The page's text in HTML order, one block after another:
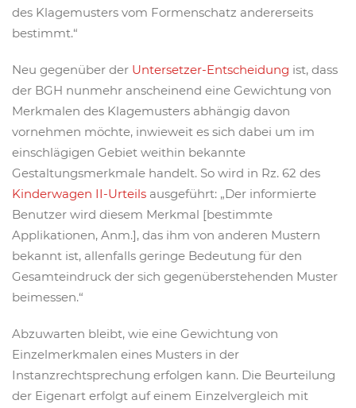
des Klagemusters vom Formenschatz andererseits
bestimmt.“
Neu gegenüber der Untersetzer-Entscheidung ist, dass
der BGH nunmehr anscheinend eine Gewichtung von
Merkmalen des Klagemusters abhängig davon
vornehmen möchte, inwieweit es sich dabei um im
einschlägigen Gebiet weithin bekannte
Gestaltungsmerkmale handelt. So wird in Rz. 62 des
Kinderwagen II-Urteils ausgeführt: „Der informierte
Benutzer wird diesem Merkmal [bestimmte
Applikationen, Anm.], das ihm von anderen Mustern
bekannt ist, allenfalls geringe Bedeutung für den
Gesamteindruck der sich gegenüberstehenden Muster
beimessen.“
Abzuwarten bleibt, wie eine Gewichtung von
Einzelmerkmalen eines Musters in der
Instanzrechtsprechung erfolgen kann. Die Beurteilung
der Eigenart erfolgt auf einem Einzelvergleich mit